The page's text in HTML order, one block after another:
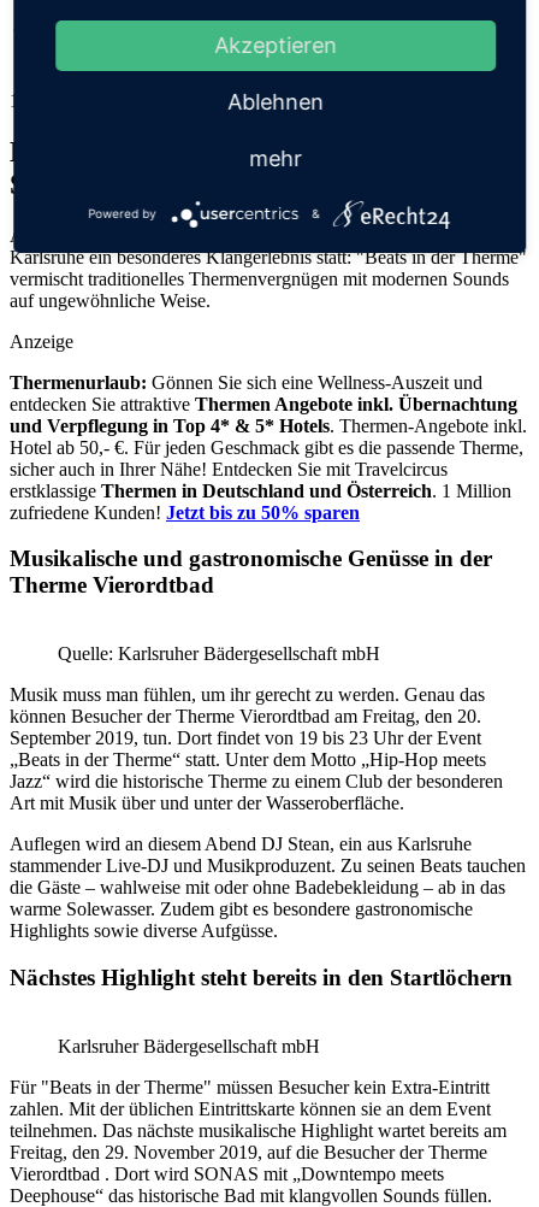
"Beats in der Therme"
17.09.2019
Historische Therme trifft auf moderne
Sounds
Am 20. September 2019 findet in der Therme Vierordtbad in
Karlsruhe ein besonderes Klangerlebnis statt: "Beats in der Therme"
vermischt traditionelles Thermenvergnügen mit modernen Sounds
auf ungewöhnliche Weise.
Anzeige
Thermenurlaub: Gönnen Sie sich eine Wellness-Auszeit und
entdecken Sie attraktive Thermen Angebote inkl. Übernachtung
und Verpflegung in Top 4* & 5* Hotels. Thermen-Angebote inkl.
Hotel ab 50,- €. Für jeden Geschmack gibt es die passende Therme,
sicher auch in Ihrer Nähe! Entdecken Sie mit Travelcircus
erstklassige Thermen in Deutschland und Österreich. 1 Million
zufriedene Kunden! Jetzt bis zu 50% sparen
Musikalische und gastronomische Genüsse in der
Therme Vierordtbad
Quelle: Karlsruher Bädergesellschaft mbH
Musik muss man fühlen, um ihr gerecht zu werden. Genau das
können Besucher der Therme Vierordtbad am Freitag, den 20.
September 2019, tun. Dort findet von 19 bis 23 Uhr der Event
„Beats in der Therme“ statt. Unter dem Motto „Hip-Hop meets
Jazz“ wird die historische Therme zu einem Club der besonderen
Art mit Musik über und unter der Wasseroberfläche.
Auflegen wird an diesem Abend DJ Stean, ein aus Karlsruhe
stammender Live-DJ und Musikproduzent. Zu seinen Beats tauchen
die Gäste – wahlweise mit oder ohne Badebekleidung – ab in das
warme Solewasser. Zudem gibt es besondere gastronomische
Highlights sowie diverse Aufgüsse.
Nächstes Highlight steht bereits in den Startlöchern
Karlsruher Bädergesellschaft mbH
Für "Beats in der Therme" müssen Besucher kein Extra-Eintritt
zahlen. Mit der üblichen Eintrittskarte können sie an dem Event
teilnehmen. Das nächste musikalische Highlight wartet bereits am
Freitag, den 29. November 2019, auf die Besucher der Therme
Vierordtbad . Dort wird SONAS mit „Downtempo meets
Deephouse“ das historische Bad mit klangvollen Sounds füllen.
Akzeptieren
Ablehnen
mehr
Powered by &